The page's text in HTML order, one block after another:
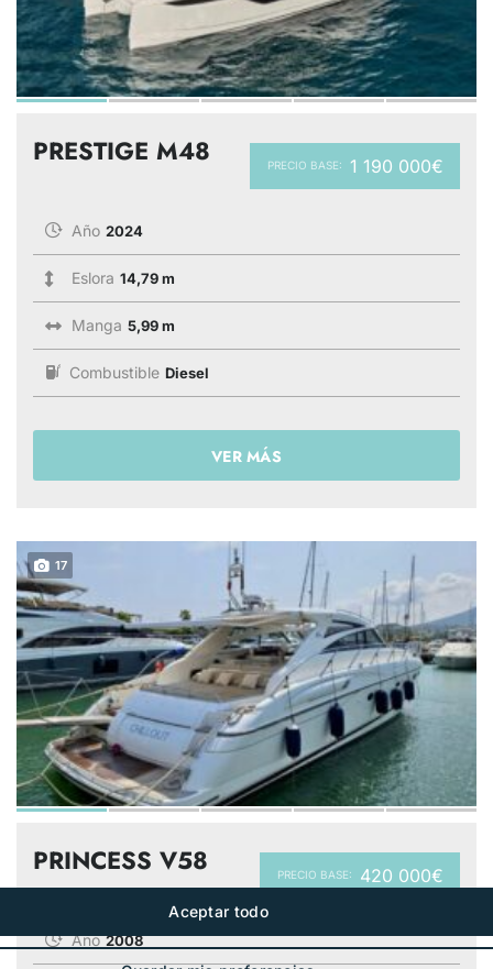
PRECIO BASE: 1 190 000€
PRESTIGE M48
Año 2024
Eslora 14,79 m
Manga 5,99 m
Combustible Diesel
VER MÁS
17
PRECIO BASE: 420 000€
PRINCESS V58
Año 2008